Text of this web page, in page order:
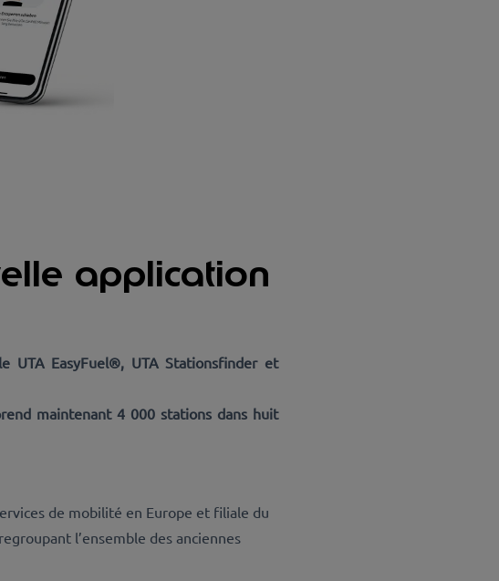
application
UTA EasyFuel®, UTA Stationsfinder et
maintenant 4 000 stations dans huit
de mobilité en Europe et filiale du
l’ensemble des anciennes